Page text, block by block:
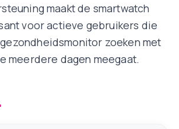
maakt de smartwatch
voor actieve gebruikers die
zoeken met
meerdere dagen meegaat.